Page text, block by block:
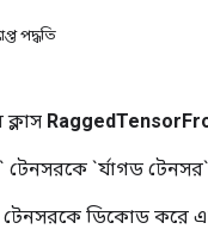
পদ্ধতি
টেনসরকে `র্যাগড
টেনসরকে ডিকোড করে